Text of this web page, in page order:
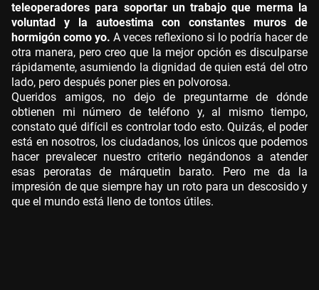
teleoperadores para soportar un trabajo que merma la
voluntad y la autoestima con constantes muros de
hormigón como yo. A veces reflexiono si lo podría hacer de
otra manera, pero creo que la mejor opción es disculparse
rápidamente, asumiendo la dignidad de quien está del otro
lado, pero después poner pies en polvorosa.
Queridos amigos, no dejo de preguntarme de dónde
obtienen mi número de teléfono y, al mismo tiempo,
constato qué difícil es controlar todo esto. Quizás, el poder
está en nosotros, los ciudadanos, los únicos que podemos
hacer prevalecer nuestro criterio negándonos a atender
esas peroratas de márquetin barato. Pero me da la
impresión de que siempre hay un roto para un descosido y
que el mundo está lleno de tontos útiles.